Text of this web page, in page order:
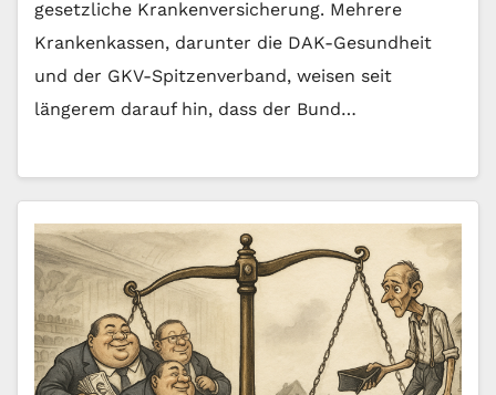
gesetzliche Krankenversicherung. Mehrere
Krankenkassen, darunter die DAK-Gesundheit
und der GKV-Spitzenverband, weisen seit
längerem darauf hin, dass der Bund…